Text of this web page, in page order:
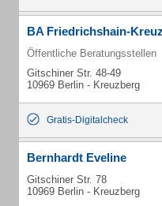
BA Friedrichshain-
Öffentliche Beratungsstellen
Gitschiner Str. 48-49
10969 Berlin - Kreuzberg
Gratis-Digitalcheck
Bernhardt Eveline
Gitschiner Str. 78
10969 Berlin - Kreuzberg